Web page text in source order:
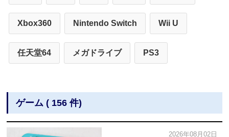
Xbox360 Nintendo Switch Wii U
任天堂64 メガドライブ PS3
ゲーム ( 156 件)
2026年08月02日